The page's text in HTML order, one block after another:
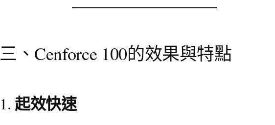
三、Cenforce 100的效果與特點
1. 起效快速